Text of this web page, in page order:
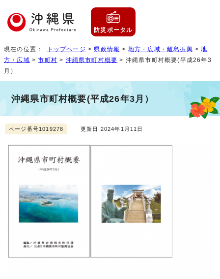
防災ポータル
現在の位置： トップページ > 県政情報 > 地方・広域・離島振興 >地
方・広域 >市町村 > 沖縄県市町村概要 > 沖縄県市町村概要(平成26年3
月）
沖縄県市町村概要(平成26年3月）
ページ番号1019278 更新日 2024年1月11日